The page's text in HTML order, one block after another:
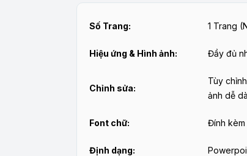
Số Trang: 1 Trang
Hiệu ứng & Hình ảnh: Đầy đủ
Chỉnh sửa:
Tùy
ảnh dễ
Font chữ: Đính
Định dạng: